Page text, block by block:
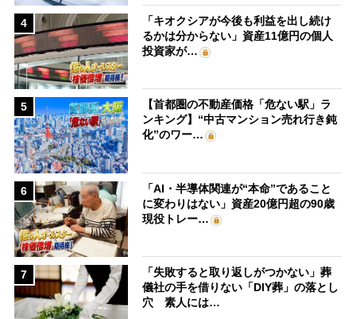
4
「キオクシアが今後も利益を出し続け
るかは分からない」資産11億円の個人
投資家が…
5
【首都圏の不動産価格「危ない駅」ラ
ンキング】“中古マンション売れ行き鈍
化”のワー…
6
「AI・半導体関連が“本命”であること
に変わりはない」資産20億円超の90歳
現役トレー…
7
「失敗すると取り返しがつかない」葬
儀社の手を借りない「DIY葬」の落とし
穴 素人には…